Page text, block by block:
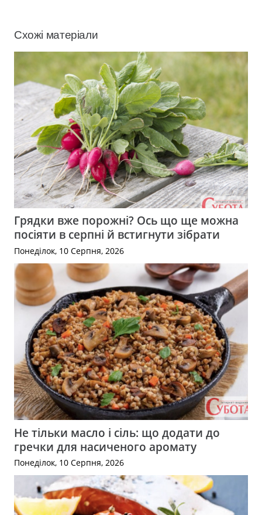
Схожі матеріали
Грядки вже порожні? Ось що ще можна
посіяти в серпні й встигнути зібрати
Понеділок, 10 Серпня, 2026
Не тільки масло і сіль: що додати до
гречки для насиченого аромату
Понеділок, 10 Серпня, 2026